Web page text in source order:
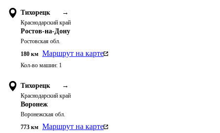
Тихорецк →
Краснодарский край
Ростов-на-Дону
Ростовская обл.
180 км Маршрут на карте
Кол-во машин: 1
Тихорецк →
Краснодарский край
Воронеж
Воронежская обл.
773 км Маршрут на карте